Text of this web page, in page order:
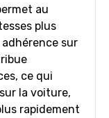
au
plus
sur
ce qui
la voiture,
rapidement